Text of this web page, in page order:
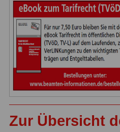
Zur Übersicht